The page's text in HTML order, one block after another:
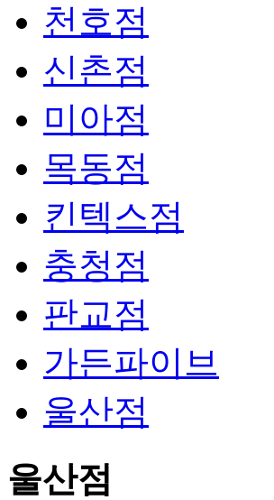
천호점
신촌점
미아점
목동점
킨텍스점
충청점
판교점
가든파이브
울산점
울산점